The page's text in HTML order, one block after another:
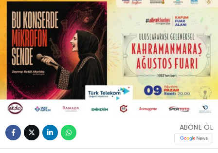
ABONE OL